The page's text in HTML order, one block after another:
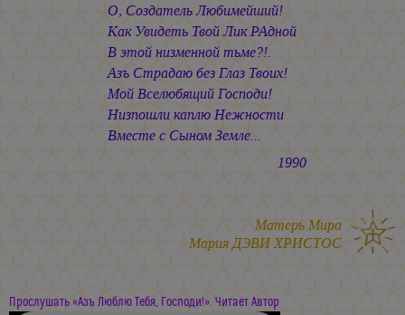
О, Создатель Любимейший!
Как Увидеть Твой Лик РАдной
В этой низменной тьме?!.
Азъ Страдаю без Глаз Твоих!
Мой Вселюбящий Господи!
Низпошли каплю Нежности
Вместе с Сыном Земле...
1990
Матерь Мира
Мария ДЭВИ ХРИСТОС
Прослушать «Азъ Люблю Тебя, Господи!». Читает Автор